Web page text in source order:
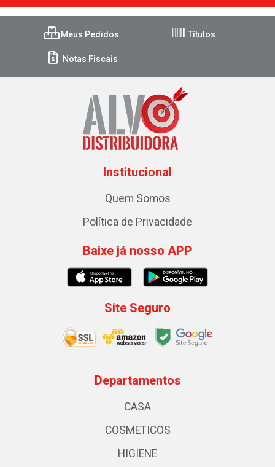
Meus Pedidos Títulos
Notas Fiscais
Institucional
Quem Somos
Política de Privacidade
Baixe já nosso APP
Site Seguro
Departamentos
CASA
COSMETICOS
HIGIENE